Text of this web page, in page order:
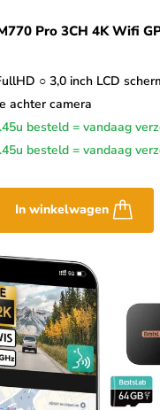
Pro 3CH 4K Wifi
○ 3,0 inch LCD
achter camera
besteld = vandaag
besteld = vandaag
In winkelwagen